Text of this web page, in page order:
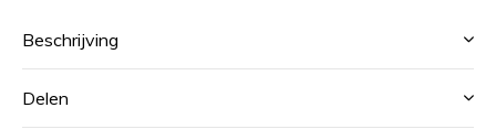
Beschrijving
Delen